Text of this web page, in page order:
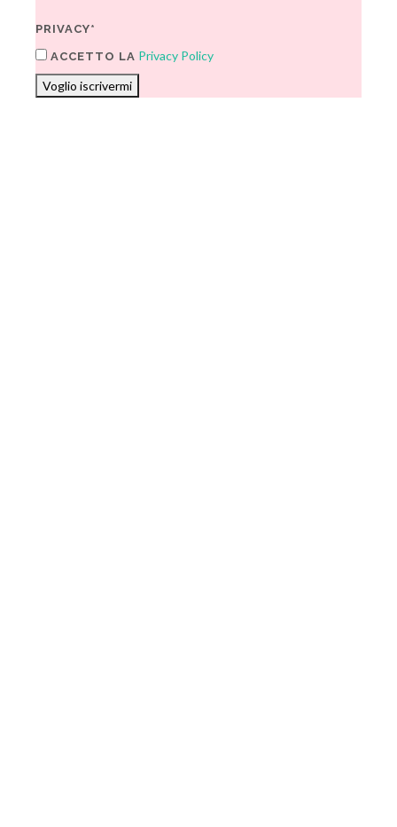
PRIVACY*
ACCETTO LA Privacy Policy
Voglio iscrivermi